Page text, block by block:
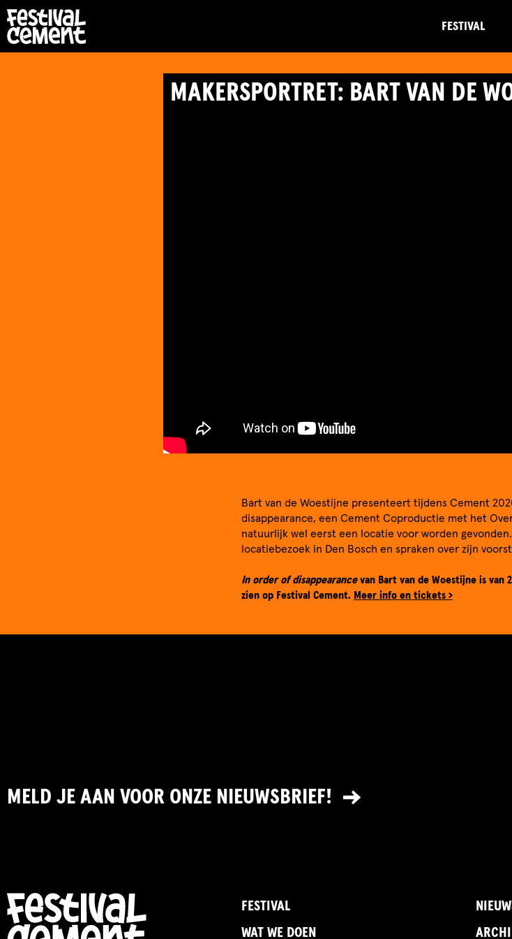
FESTIVAL
MAKERSPORTRET: BART VAN DE
Bart van de Woestijne presenteert tijdens Cement
disappearance, een Cement Coproductie met het
natuurlijk wel eerst een locatie voor worden
locatiebezoek in Den Bosch en spraken over zijn
In order of disappearancevan Bart van de Woestijne is
zien op Festival Cement. Meer info en tickets >
MELD JE AAN VOOR ONZE NIEUWSBRIEF!
FESTIVAL
WAT WE DOEN